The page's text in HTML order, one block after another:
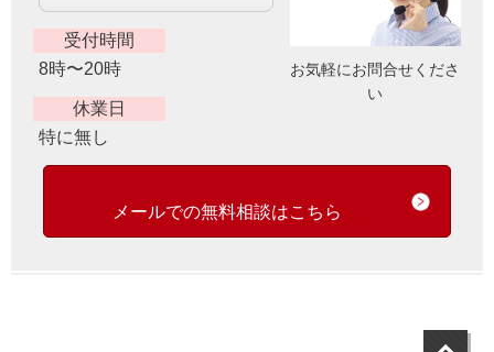
お気軽にお問合せくださ
い
受付時間
8時〜20時
休業日
特に無し
メールでの無料相談はこちら